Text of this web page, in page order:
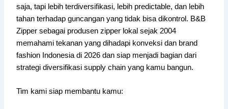
saja, tapi lebih terdiversifikasi, lebih predictable, dan lebih
tahan terhadap guncangan yang tidak bisa dikontrol. B&B
Zipper sebagai produsen zipper lokal sejak 2004
memahami tekanan yang dihadapi konveksi dan brand
fashion Indonesia di 2026 dan siap menjadi bagian dari
strategi diversifikasi supply chain yang kamu bangun.
Tim kami siap membantu kamu: